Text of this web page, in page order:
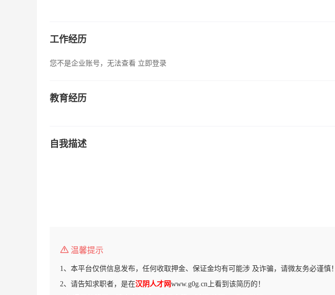
工作经历
您不是企业账号，无法查看 立即登录
教育经历
自我描述
温馨提示
1、本平台仅供信息发布，任何收取押金、保证金均有可能涉 及诈骗，请微友务必谨慎！
2、请告知求职者，是在汉阴人才网www.g0g.cn上看到该简历的！